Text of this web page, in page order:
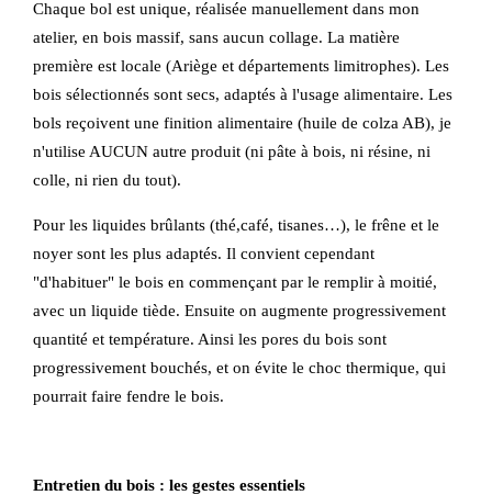
Chaque bol est unique, réalisée manuellement dans mon
atelier, en bois massif, sans aucun collage. La matière
première est locale (Ariège et départements limitrophes). Les
bois sélectionnés sont secs, adaptés à l'usage alimentaire. Les
bols reçoivent une finition alimentaire (huile de colza AB), je
n'utilise AUCUN autre produit (ni pâte à bois, ni résine, ni
colle, ni rien du tout).
Pour les liquides brûlants (thé,café, tisanes…), le frêne et le
noyer sont les plus adaptés. Il convient cependant
"d'habituer" le bois en commençant par le remplir à moitié,
avec un liquide tiède. Ensuite on augmente progressivement
quantité et température. Ainsi les pores du bois sont
progressivement bouchés, et on évite le choc thermique, qui
pourrait faire fendre le bois.
Entretien du bois : les gestes essentiels